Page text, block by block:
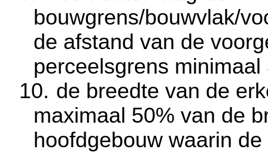
bouwgrens/bouwvlak/
de afstand van de
perceelsgrens minimaal
10. de breedte van de
maximaal 50% van de
hoofdgebouw waarin